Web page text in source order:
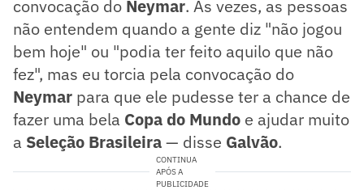
convocação do Neymar. Às vezes, as pessoas
não entendem quando a gente diz "não jogou
bem hoje" ou "podia ter feito aquilo que não
fez", mas eu torcia pela convocação do
Neymar para que ele pudesse ter a chance de
fazer uma bela Copa do Mundo e ajudar muito
a Seleção Brasileira— disse Galvão.
CONTINUA
APÓS A
PUBLICIDADE